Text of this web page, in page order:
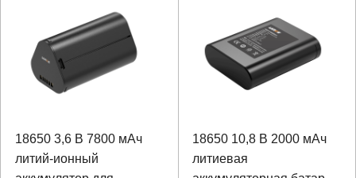
18650 3,6 В 7800 мАч
литий-ионный
18650 10,8 В 2000 мАч
литиевая